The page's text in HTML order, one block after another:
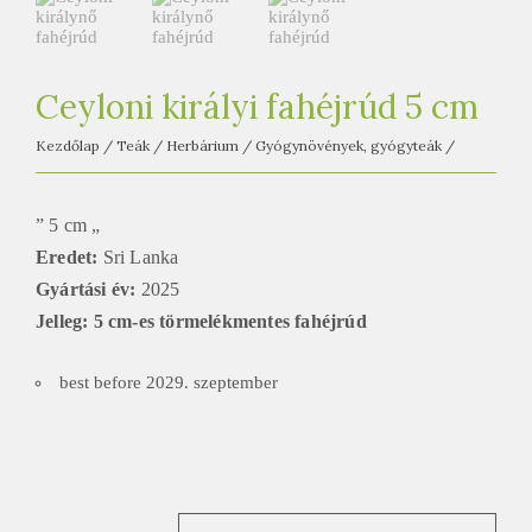
t
a
h
á
Ceyloni királyi fahéjrúd 5 cm
Kezdőlap / Teák / Herbárium / Gyógynövények, gyógyteák /
” 5 cm „
Eredet: Sri Lanka
Gyártási év: 2025
Jelleg: 5 cm-es törmelékmentes fahéjrúd
best before 2029. szeptember